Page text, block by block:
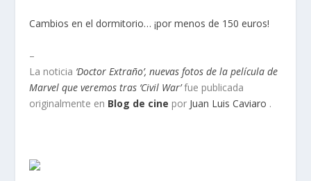
Cambios en el dormitorio… ¡por menos de 150 euros!
–
La noticia ‘Doctor Extraño’, nuevas fotos de la película de
Marvel que veremos tras ‘Civil War’fue publicada
originalmente en Blog de cine por Juan Luis Caviaro .